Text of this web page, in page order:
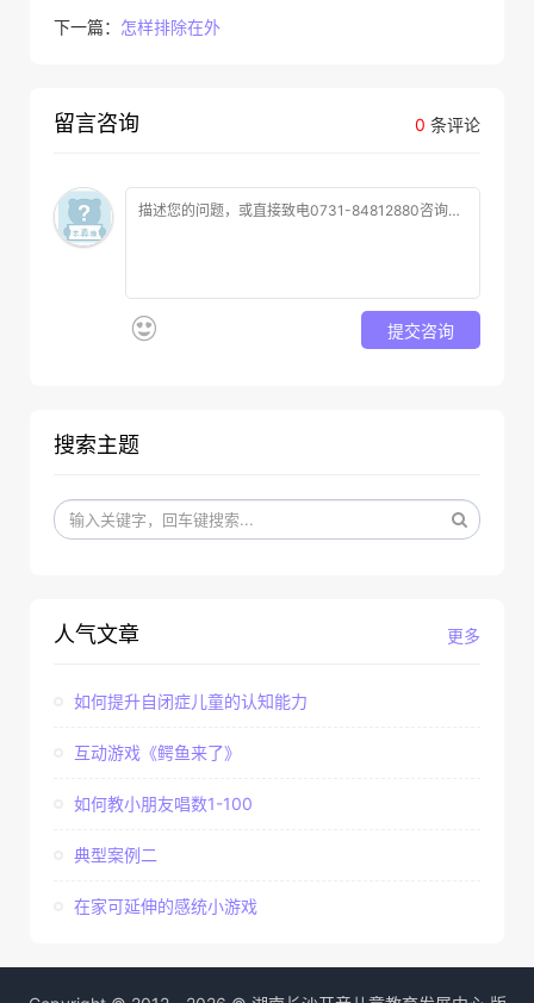
下一篇： 怎样排除在外
0 条评论
留言咨询
提交咨询
搜索主题
更多
人气文章
如何提升自闭症儿童的认知能力
互动游戏《鳄鱼来了》
如何教小朋友唱数1-100
典型案例二
在家可延伸的感统小游戏